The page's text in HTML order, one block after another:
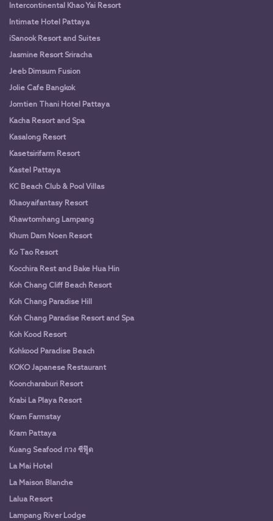
Intercontinental Khao Yai Resort
Intimate Hotel Pattaya
iSanook Resort and Suites
Jasmine Resort Sriracha
Jeeb Dimsum Fusion
Jolie Cafe Bangkok
Jomtien Thani Hotel Pattaya
Kacha Resort and Spa
Kasalong Resort
Kasetsirifarm Resort
Kastel Pattaya
KC Beach Club & Pool Villas
Khaoyaifantasy Resort
Khawtomhang Lampang
Khum Dam Noen Resort
Ko Tao Resort
Kocchira Rest and Bake Hua Hin
Koh Chang Cliff Beach Resort
Koh Chang Paradise Hill
Koh Chang Paradise Resort and Spa
Koh Kood Resort
Kohkood Paradise Beach
KOKO Japanese Restaurant
Kooncharaburi Resort
Krabi La Playa Resort
Kram Farmstay
Kram Pattaya
Kuang Seafood กวง ซีฟู๊ด
La Mai Hotel
La Maison Blanche
Lalua Resort
Lampang River Lodge